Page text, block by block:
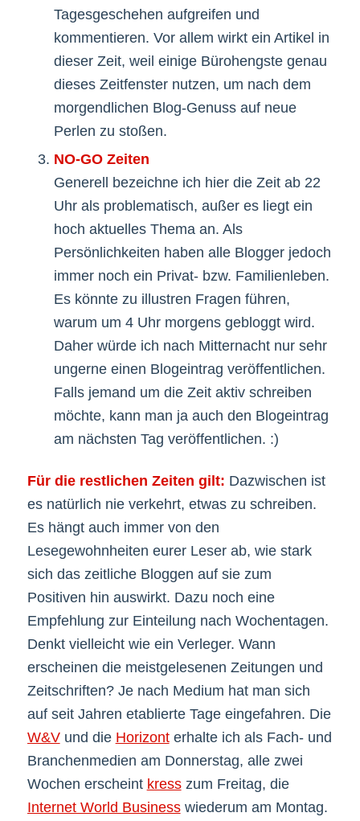
Tagesgeschehen aufgreifen und
kommentieren. Vor allem wirkt ein Artikel in
dieser Zeit, weil einige Bürohengste genau
dieses Zeitfenster nutzen, um nach dem
morgendlichen Blog-Genuss auf neue
Perlen zu stoßen.
NO-GO Zeiten
Generell bezeichne ich hier die Zeit ab 22
Uhr als problematisch, außer es liegt ein
hoch aktuelles Thema an. Als
Persönlichkeiten haben alle Blogger jedoch
immer noch ein Privat- bzw. Familienleben.
Es könnte zu illustren Fragen führen,
warum um 4 Uhr morgens gebloggt wird.
Daher würde ich nach Mitternacht nur sehr
ungerne einen Blogeintrag veröffentlichen.
Falls jemand um die Zeit aktiv schreiben
möchte, kann man ja auch den Blogeintrag
am nächsten Tag veröffentlichen. :)
Für die restlichen Zeiten gilt: Dazwischen ist
es natürlich nie verkehrt, etwas zu schreiben.
Es hängt auch immer von den
Lesegewohnheiten eurer Leser ab, wie stark
sich das zeitliche Bloggen auf sie zum
Positiven hin auswirkt. Dazu noch eine
Empfehlung zur Einteilung nach Wochentagen.
Denkt vielleicht wie ein Verleger. Wann
erscheinen die meistgelesenen Zeitungen und
Zeitschriften? Je nach Medium hat man sich
auf seit Jahren etablierte Tage eingefahren. Die
W&Vund die Horizonterhalte ich als Fach- und
Branchenmedien am Donnerstag, alle zwei
Wochen erscheint kresszum Freitag, die
Internet World Businesswiederum am Montag.